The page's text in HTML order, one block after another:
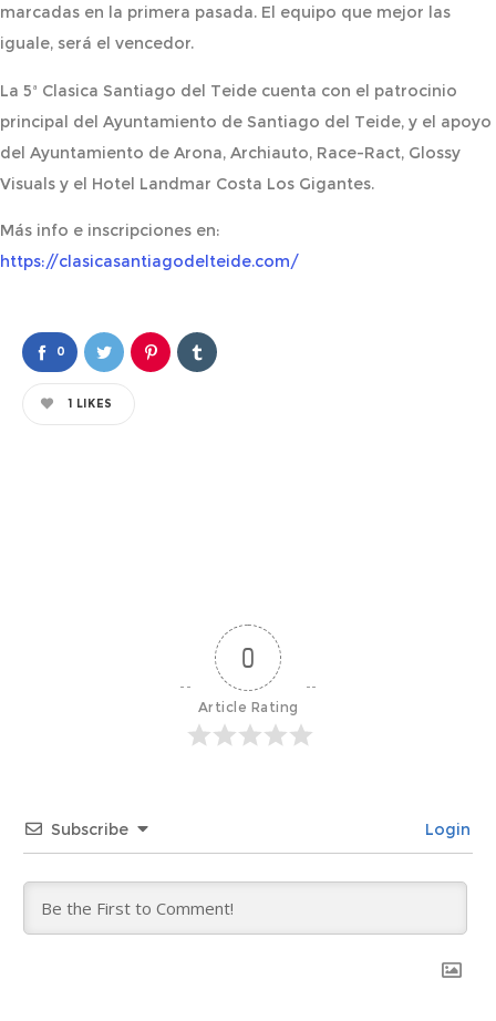
marcadas en la primera pasada. El equipo que mejor las
iguale, será el vencedor.
La 5ª Clasica Santiago del Teide cuenta con el patrocinio
principal del Ayuntamiento de Santiago del Teide, y el apoyo
del Ayuntamiento de Arona, Archiauto, Race-Ract, Glossy
Visuals y el Hotel Landmar Costa Los Gigantes.
Más info e inscripciones en:
https://clasicasantiagodelteide.com/
0
1 LIKES
0
Article Rating
Subscribe Login